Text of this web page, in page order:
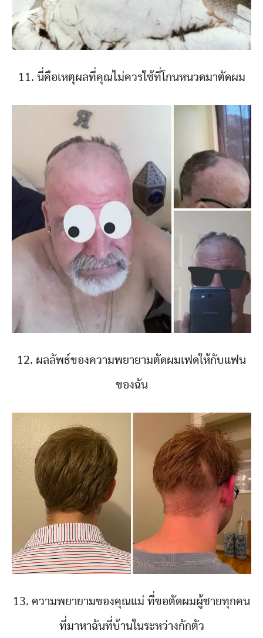
11. นี่คือเหตุผลที่คุณไม่ควรใช้ที่โกนหนวดมาตัดผม
12. ผลลัพธ์ของความพยายามตัดผมเฟดให้กับแฟน
ของฉัน
13. ความพยายามของคุณแม่ ที่ขอตัดผมผู้ชายทุกคน
ที่มาหาฉันที่บ้านในระหว่างกักตัว